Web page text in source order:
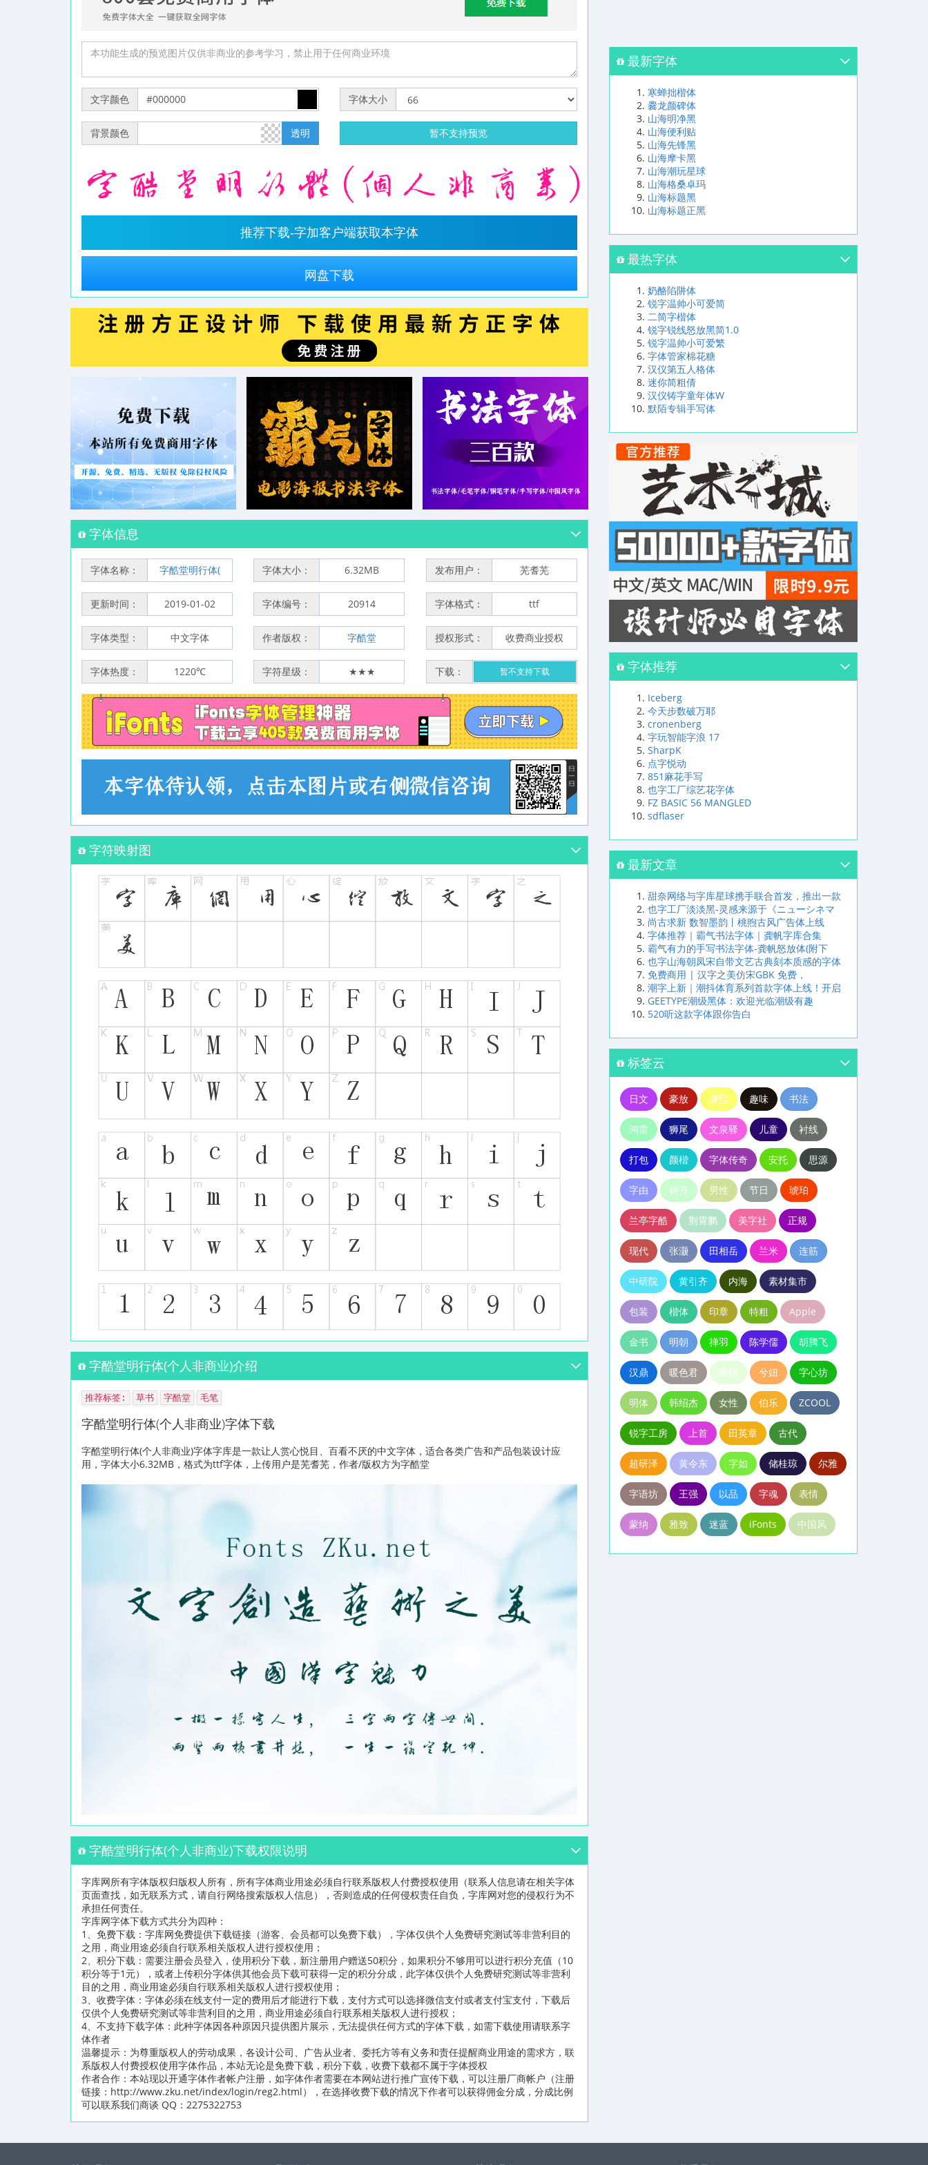
文字颜色 字体大小
背景颜色 透明 暂不支持预览
推荐下载-字加客户端获取本字体
网盘下载
字体信息
字体名称： 字酷堂明行体( 字体大小： 6.32MB 发布用户： 芜耆芜
更新时间： 2019-01-02 字体编号： 20914 字体格式： ttf
字体类型： 中文字体 作者版权： 字酷堂 授权形式： 收费商业授权
字体热度： 1220℃ 字符星级： ★★★ 下载： 暂不支持下载
字符映射图
字酷堂明行体(个人非商业)介绍
推荐标签: 草书 字酷堂 毛笔
字酷堂明行体(个人非商业)字体下载
字酷堂明行体(个人非商业)字体字库是一款让人赏心悦目、百看不厌的中文字体，适合各类广告和产品包装设计应
用，字体大小6.32MB，格式为ttf字体，上传用户是芜耆芜，作者/版权方为字酷堂
字酷堂明行体(个人非商业)下载权限说明
字库网所有字体版权归版权人所有，所有字体商业用途必须自行联系版权人付费授权使用（联系人信息请在相关字体
页面查找，如无联系方式，请自行网络搜索版权人信息），否则造成的任何侵权责任自负，字库网对您的侵权行为不
承担任何责任。
字库网字体下载方式共分为四种：
1、免费下载：字库网免费提供下载链接（游客、会员都可以免费下载），字体仅供个人免费研究测试等非营利目的
之用，商业用途必须自行联系相关版权人进行授权使用；
2、积分下载：需要注册会员登入，使用积分下载，新注册用户赠送50积分，如果积分不够用可以进行积分充值（10
积分等于1元），或者上传积分字体供其他会员下载可获得一定的积分分成，此字体仅供个人免费研究测试等非营利
目的之用，商业用途必须自行联系相关版权人进行授权使用；
3、收费字体：字体必须在线支付一定的费用后才能进行下载，支付方式可以选择微信支付或者支付宝支付，下载后
仅供个人免费研究测试等非营利目的之用，商业用途必须自行联系相关版权人进行授权；
4、不支持下载字体：此种字体因各种原因只提供图片展示，无法提供任何方式的字体下载，如需下载使用请联系字
体作者
温馨提示：为尊重版权人的劳动成果，各设计公司、广告从业者、委托方等有义务和责任提醒商业用途的需求方，联
系版权人付费授权使用字体作品，本站无论是免费下载，积分下载，收费下载都不属于字体授权
作者合作：本站现以开通字体作者帐户注册，如字体作者需要在本网站进行推广宣传下载，可以注册厂商帐户（注册
链接：http://www.zku.net/index/login/reg2.html），在选择收费下载的情况下作者可以获得佣金分成，分成比例
可以联系我们商谈 QQ：2275322753
最新字体
寒蝉拙楷体
爨龙颜碑体
山海明净黑
山海便利贴
山海先锋黑
山海摩卡黑
山海潮玩星球
山海格桑卓玛
山海标题黑
山海标题正黑
最热字体
奶酪陷阱体
锐字温帅小可爱简
二简字楷体
锐字锐线怒放黑简1.0
锐字温帅小可爱繁
字体管家棉花糖
汉仪第五人格体
迷你简粗倩
汉仪铸字童年体W
默陌专辑手写体
字体推荐
Iceberg
今天步数破万耶
cronenberg
字玩智能字浪 17
SharpK
点字悦动
851麻花手写
也字工厂综艺花字体
FZ BASIC 56 MANGLED
sdflaser
最新文章
甜奈网络与字库星球携手联合首发，推出一款
也字工厂淡淡黑-灵感来源于《ニューシネマ
尚古求新 数智墨韵丨桃煦古风广告体上线
字体推荐｜霸气书法字体｜龚帆字库合集
霸气有力的手写书法字体-龚帆怒放体(附下
也字山海朝凤宋自带文艺古典刻本质感的字体
免费商用 | 汉字之美仿宋GBK 免费，
潮字上新｜潮抖体育系列首款字体上线！开启
GEETYPE潮级黑体：欢迎光临潮级有趣
520听这款字体跟你告白
标签云
日文 豪放 康熙 趣味 书法
鸿雷 狮尾 文泉驿 儿童 衬线
打包 颜楷 字体传奇 安托 思源
字由 钟齐 男性 节日 琥珀
兰亭字酷 荆霄鹏 美字社 正规
现代 张灏 田相岳 兰米 连筋
中研院 黄引齐 内海 素材集市
包装 楷体 印章 特粗 Apple
金书 明朝 禅羽 陈学儒 胡腾飞
汉鼎 暖色君 露晴 兮妞 字心坊
明体 韩绍杰 女性 伯乐 ZCOOL
锐字工房 上首 田英章 古代
超研泽 黄令东 字如 储桂琼 尔雅
字语坊 王强 以品 字魂 表情
蒙纳 雅致 迷蓝 iFonts 中国风